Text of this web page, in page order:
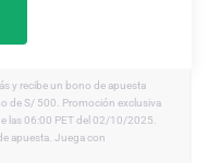
y recibe un bono de apuesta
de S/ 500. Promoción exclusiva
las 06:00 PET del 02/10/2025.
apuesta. Juega con